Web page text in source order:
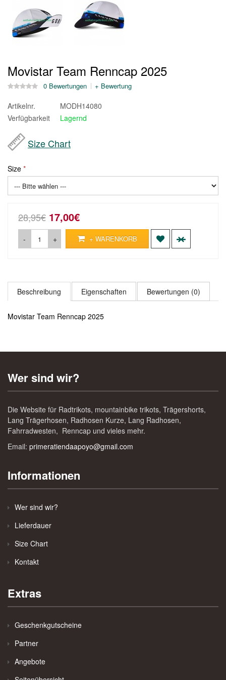
Movistar Team Renncap 2025
0 Bewertungen + Bewertung
Artikelnr.
MODH14080
Verfügbarkeit
Lagernd
Size Chart
Size
28,95€ 17,00€
- + + WARENKORB
Beschreibung Eigenschaften Bewertungen (0)
Movistar Team Renncap 2025
Wer sind wir?
Die Website für Radtrikots, mountainbike trikots, Trägershorts,
Lang Trägerhosen, Radhosen Kurze, Lang Radhosen,
Fahrradwesten, Renncap und vieles mehr.
Email: primeratiendaapoyo@gmail.com
Informationen
Wer sind wir?
Lieferdauer
Size Chart
Kontakt
Extras
Geschenkgutscheine
Partner
Angebote